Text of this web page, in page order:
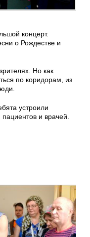
концерт.
о Рождестве и
Но как
по коридорам, из
устроили
и врачей.